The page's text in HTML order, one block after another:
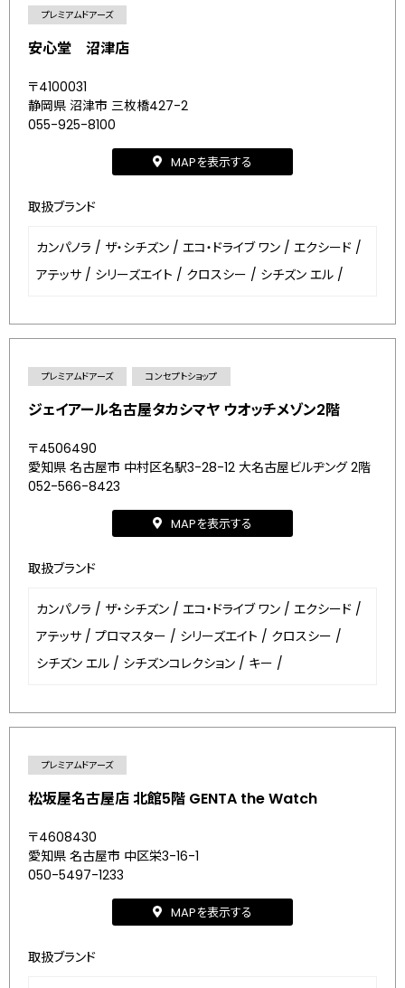
プレミアムドアーズ
安心堂 沼津店
〒4100031
静岡県 沼津市 三枚橋427-2
055-925-8100
MAPを表示する
取扱ブランド
カンパノラ / ザ・シチズン / エコ・ドライブ ワン / エクシード /
アテッサ / シリーズエイト / クロスシー / シチズン エル /
プレミアムドアーズ コンセプトショップ
ジェイアール名古屋タカシマヤ ウオッチメゾン2階
〒4506490
愛知県 名古屋市 中村区名駅3-28-12 大名古屋ビルヂング 2階
052-566-8423
MAPを表示する
取扱ブランド
カンパノラ / ザ・シチズン / エコ・ドライブ ワン / エクシード /
アテッサ / プロマスター / シリーズエイト / クロスシー /
シチズン エル / シチズンコレクション / キー /
プレミアムドアーズ
松坂屋名古屋店 北館5階 GENTA the Watch
〒4608430
愛知県 名古屋市 中区栄3-16-1
050-5497-1233
MAPを表示する
取扱ブランド